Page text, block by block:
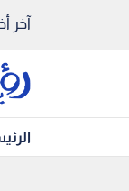
آخر